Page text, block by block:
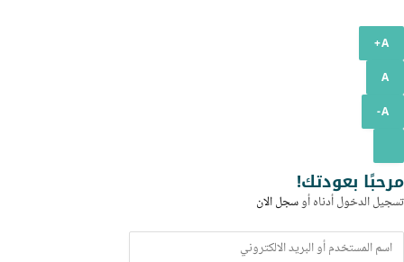
A+
A
A-
تسجيل
الدخول
أو
التسجيل
مرحبًا بعودتك!
تسجيل الدخول أدناه أوسجل الان